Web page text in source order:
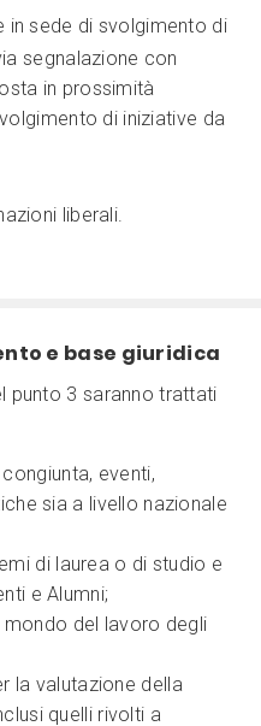
in sede di svolgimento di
segnalazione con
in prossimità
di iniziative da
liberali.
e base giuridica
punto 3 saranno trattati
eventi,
sia a livello nazionale
di laurea o di studio e
e Alumni;
mondo del lavoro degli
la valutazione della
quelli rivolti a